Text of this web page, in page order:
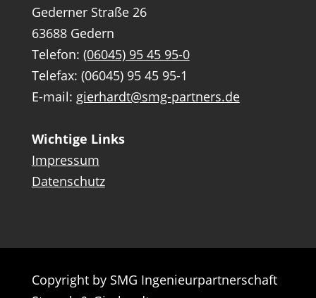
Gederner Straße 26
63688 Gedern
Telefon: (06045) 95 45 95-0
Telefax: (06045) 95 45 95-1
E-mail: gierhardt@smg-partners.de
Wichtige Links
Impressum
Datenschutz
Copyright by SMG Ingenieurpartnerschaft